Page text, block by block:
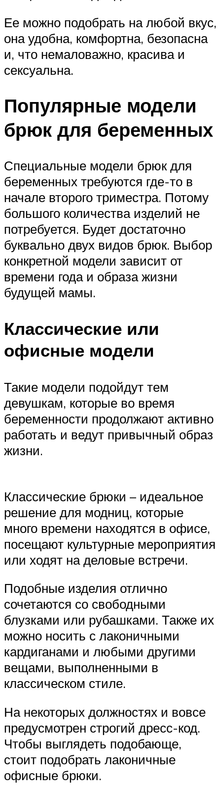
Ее можно подобрать на любой вкус,
она удобна, комфортна, безопасна
и, что немаловажно, красива и
сексуальна.
Популярные модели
брюк для беременных
Специальные модели брюк для
беременных требуются где-то в
начале второго триместра. Потому
большого количества изделий не
потребуется. Будет достаточно
буквально двух видов брюк. Выбор
конкретной модели зависит от
времени года и образа жизни
будущей мамы.
Классические или
офисные модели
Такие модели подойдут тем
девушкам, которые во время
беременности продолжают активно
работать и ведут привычный образ
жизни.
Классические брюки – идеальное
решение для модниц, которые
много времени находятся в офисе,
посещают культурные мероприятия
или ходят на деловые встречи.
Подобные изделия отлично
сочетаются со свободными
блузками или рубашками. Также их
можно носить с лаконичными
кардиганами и любыми другими
вещами, выполненными в
классическом стиле.
На некоторых должностях и вовсе
предусмотрен строгий дресс-код.
Чтобы выглядеть подобающе,
стоит подобрать лаконичные
офисные брюки.